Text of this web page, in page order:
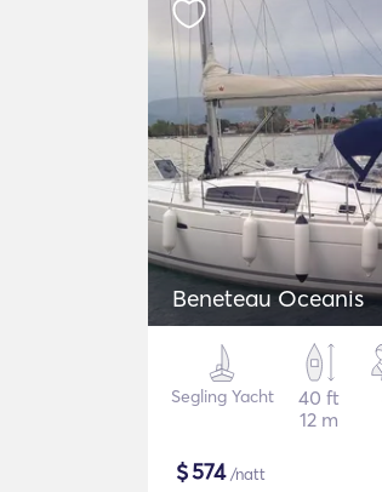
Beneteau Oceanis
Segling Yacht
40 ft
12 m
$574/natt